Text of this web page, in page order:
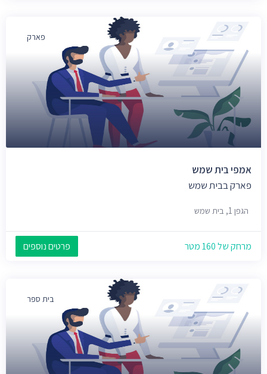
פארק
אמפי בית שמש
פארק בבית שמש
הגפן 1, בית שמש
מרחק של 160 מטר פרטים נוספים
בית ספר